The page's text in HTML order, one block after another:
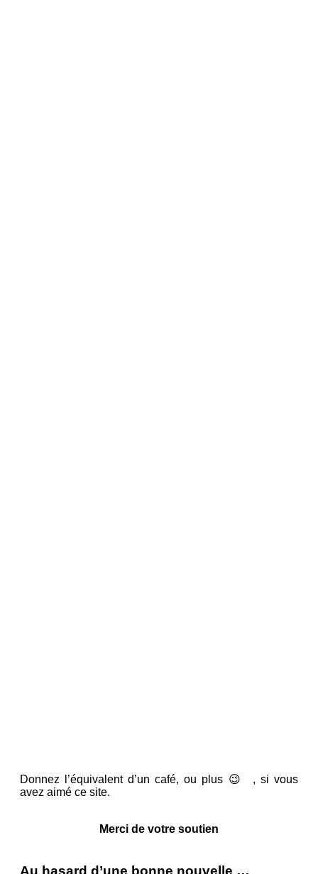
Donnez l’équivalent d’un café, ou plus 😉 , si vous
avez aimé ce site.
Merci de votre soutien
Au hasard d’une bonne nouvelle …